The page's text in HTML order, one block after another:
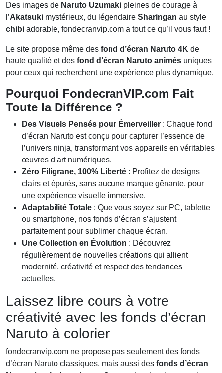
Des images de Naruto Uzumaki pleines de courage à
l’Akatsuki mystérieux, du légendaire Sharingan au style
chibi adorable, fondecranvip.com a tout ce qu’il vous faut !
Le site propose même des fond d’écran Naruto 4K de
haute qualité et des fond d’écran Naruto animés uniques
pour ceux qui recherchent une expérience plus dynamique.
Pourquoi FondecranVIP.com Fait
Toute la Différence ?
Des Visuels Pensés pour Émerveiller : Chaque fond
d’écran Naruto est conçu pour capturer l’essence de
l’univers ninja, transformant vos appareils en véritables
œuvres d’art numériques.
Zéro Filigrane, 100% Liberté : Profitez de designs
clairs et épurés, sans aucune marque gênante, pour
une expérience visuelle immersive.
Adaptabilité Totale : Que vous soyez sur PC, tablette
ou smartphone, nos fonds d’écran s’ajustent
parfaitement pour sublimer chaque écran.
Une Collection en Évolution : Découvrez
régulièrement de nouvelles créations qui allient
modernité, créativité et respect des tendances
actuelles.
Laissez libre cours à votre
créativité avec les fonds d’écran
Naruto à colorier
fondecranvip.com ne propose pas seulement des fonds
d’écran Naruto classiques, mais aussi des fonds d’écran